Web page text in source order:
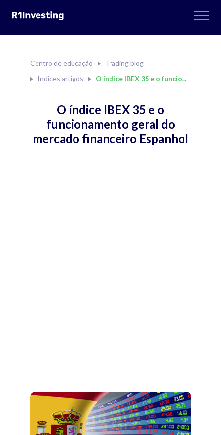
Centro de educação
Trading blog
Indices artigos
O índice IBEX 35 e o funcio...
O índice IBEX 35 e o
funcionamento geral do
mercado financeiro Espanhol